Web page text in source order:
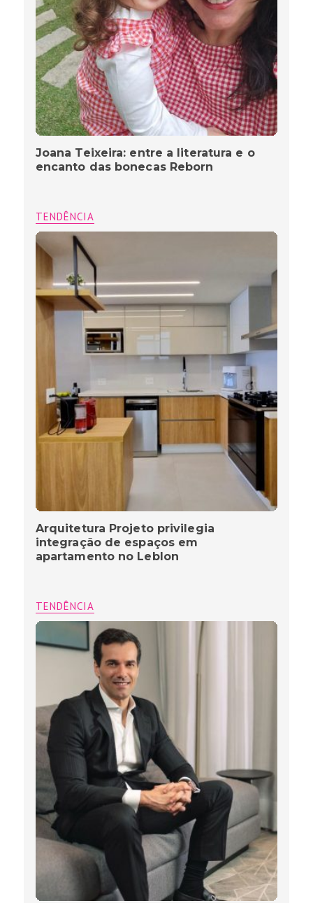
Joana Teixeira: entre a literatura e o
encanto das bonecas Reborn
TENDÊNCIA
Arquitetura Projeto privilegia
integração de espaços em
apartamento no Leblon
TENDÊNCIA